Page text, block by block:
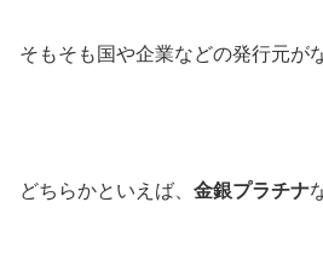
そもそも国や企業などの発行元が
どちらかといえば、 金銀プラチナ